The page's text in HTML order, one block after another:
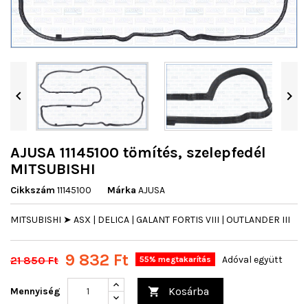
 
AJUSA 11145100 tömítés, szelepfedél
MITSUBISHI
Cikkszám 11145100 Márka AJUSA
MITSUBISHI ➤ ASX | DELICA | GALANT FORTIS VIII | OUTLANDER III
21 850 Ft 9 832 Ft 55% megtakarítás Adóval együtt
Mennyiség  Kosárba